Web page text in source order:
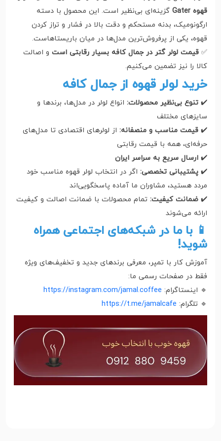
قهوه Gater
گزینه‌ای بی‌نظیر است. این محصول با دسته
ارگونومیک، بدنه مستحکم و دقت بالا در فشار و تراز کردن
قهوه، یکی از پرفروش‌ترین مدل‌ها در میان باریستاهاست.
✅ قیمت لولر گتر در جمال کافه بسیار رقابتی است و اصالت
کالا را نیز تضمین می‌کنیم.
خرید لولر قهوه از جمال کافه
✔️ تنوع بی‌نظیر محصولات: انواع لولر در مدل‌ها، برندها و
سایزهای مختلف
✔️ قیمت مناسب و منصفانه: از لولرهای اقتصادی تا مدل‌های
حرفه‌ای، همه با قیمت رقابتی
✔️ ارسال سریع به سراسر ایران
✔️ پشتیبانی تخصصی: اگر در انتخاب لولر قهوه مناسب خود
مردد هستید، مشاوران ما آماده پاسخگویی‌اند
✔️ ضمانت کیفیت: تمام محصولات با ضمانت اصالت و کیفیت
ارائه می‌شوند
📱 با ما در شبکه‌های اجتماعی همراه
شوید!
آموزش کار با تمپر، معرفی برندهای جدید و تخفیف‌های ویژه
فقط در صفحات رسمی ما:
🔹 اینستاگرام: https://instagram.com/jamal.coffee
🔹 تلگرام: https://t.me/jamalcafe